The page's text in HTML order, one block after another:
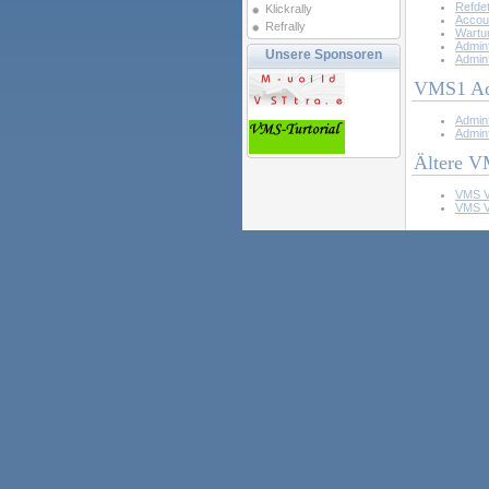
Klickrally
Refrally
Unsere Sponsoren
VMS1
Ältere
VMS
VMS